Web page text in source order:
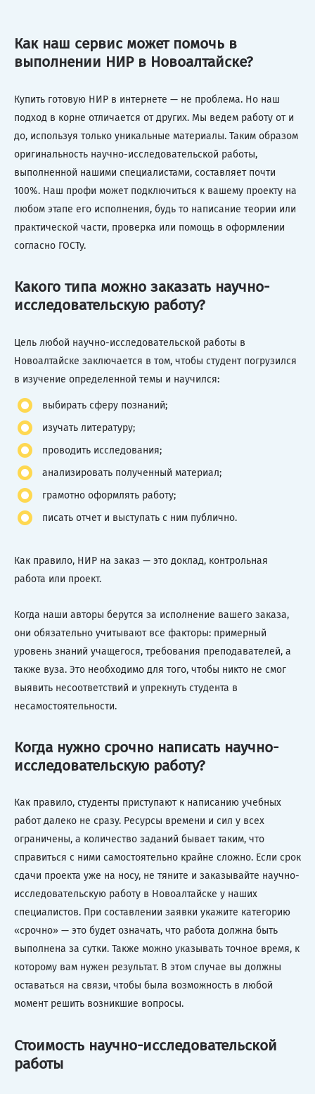
Как наш сервис может помочь в
выполнении НИР в Новоалтайске?
Купить готовую НИР в интернете — не проблема. Но наш
подход в корне отличается от других. Мы ведем работу от и
до, используя только уникальные материалы. Таким образом
оригинальность научно-исследовательской работы,
выполненной нашими специалистами, составляет почти
100%. Наш профи может подключиться к вашему проекту на
любом этапе его исполнения, будь то написание теории или
практической части, проверка или помощь в оформлении
согласно ГОСТу.
Какого типа можно заказать научно-
исследовательскую работу?
Цель любой научно-исследовательской работы в
Новоалтайске заключается в том, чтобы студент погрузился
в изучение определенной темы и научился:
выбирать сферу познаний;
изучать литературу;
проводить исследования;
анализировать полученный материал;
грамотно оформлять работу;
писать отчет и выступать с ним публично.
Как правило, НИР на заказ — это доклад, контрольная
работа или проект.
Когда наши авторы берутся за исполнение вашего заказа,
они обязательно учитывают все факторы: примерный
уровень знаний учащегося, требования преподавателей, а
также вуза. Это необходимо для того, чтобы никто не смог
выявить несоответствий и упрекнуть студента в
несамостоятельности.
Когда нужно срочно написать научно-
исследовательскую работу?
Как правило, студенты приступают к написанию учебных
работ далеко не сразу. Ресурсы времени и сил у всех
ограничены, а количество заданий бывает таким, что
справиться с ними самостоятельно крайне сложно. Если срок
сдачи проекта уже на носу, не тяните и заказывайте научно-
исследовательскую работу в Новоалтайске у наших
специалистов. При составлении заявки укажите категорию
«срочно» — это будет означать, что работа должна быть
выполнена за сутки. Также можно указывать точное время, к
которому вам нужен результат. В этом случае вы должны
оставаться на связи, чтобы была возможность в любой
момент решить возникшие вопросы.
Стоимость научно-исследовательской
работы